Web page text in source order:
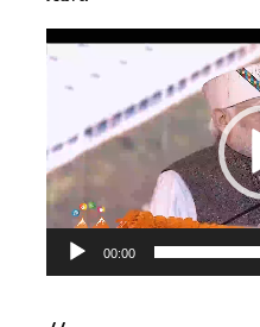
Video
00:00